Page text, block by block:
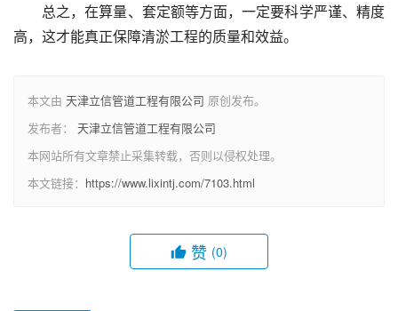
总之，在算量、套定额等方面，一定要科学严谨、精度
高，这才能真正保障清淤工程的质量和效益。
本文由 天津立信管道工程有限公司 原创发布。
发布者： 天津立信管道工程有限公司
本网站所有文章禁止采集转载，否则以侵权处理。
本文链接： https://www.lixintj.com/7103.html
赞 (0)